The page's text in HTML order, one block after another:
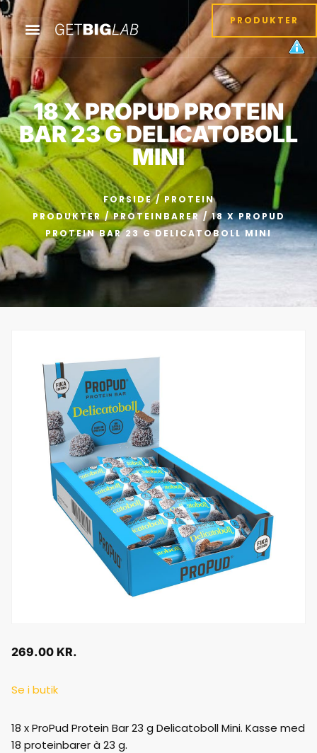
PRODUKTER
18 X PROPUD PROTEIN
BAR 23 G DELICATOBOLL
MINI
FORSIDE/ PROTEIN
PRODUKTER/PROTEINBARER/ 18 X PROPUD
PROTEIN BAR 23 G DELICATOBOLL MINI
269.00 KR.
Se i butik
18 x ProPud Protein Bar 23 g Delicatoboll Mini. Kasse med
18 proteinbarer à 23 g.